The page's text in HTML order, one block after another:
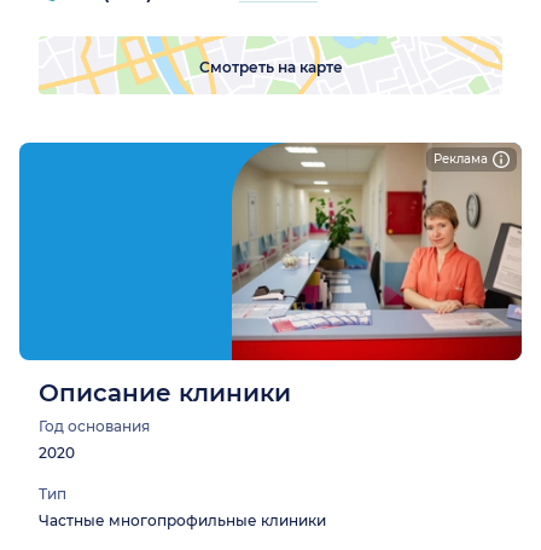
Реклама
Смотреть на карте
Описание клиники
Год основания
2020
Тип
Частные многопрофильные клиники